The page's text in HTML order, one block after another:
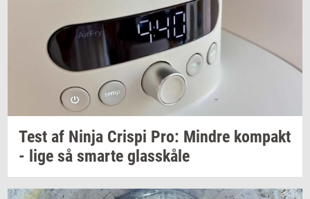
Test af Ninja Cri­spi Pro: Min­dre kom­pakt
- lige så smar­te glas­skå­le